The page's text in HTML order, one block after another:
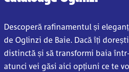
Descoperă rafinamentul și
de Oglinzi de Baie. Dacă îți
distinctă și să transformi baia
atunci vei găsi aici opțiuni ce te